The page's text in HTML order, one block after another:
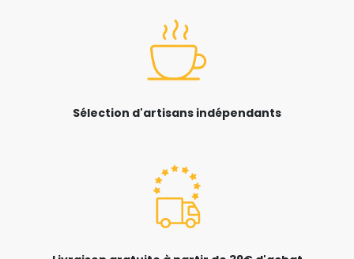
Sélection d'artisans indépendants